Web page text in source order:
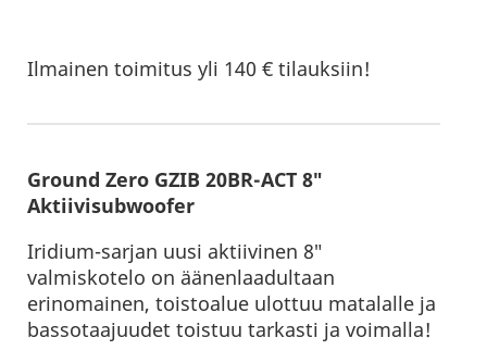
Ilmainen toimitus yli 140 € tilauksiin!
Ground Zero GZIB 20BR-ACT 8″
Aktiivisubwoofer
Iridium-sarjan uusi aktiivinen 8″
valmiskotelo on äänenlaadultaan
erinomainen, toistoalue ulottuu matalalle ja
bassotaajuudet toistuu tarkasti ja voimalla!